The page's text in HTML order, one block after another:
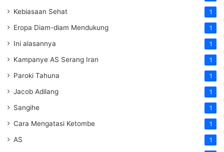
Kebiasaan Sehat 1
Eropa Diam-diam Mendukung 1
Ini alasannya 1
Kampanye AS Serang Iran 1
Paroki Tahuna 1
Jacob Adilang 1
Sangihe 1
Cara Mengatasi Ketombe 1
AS 1